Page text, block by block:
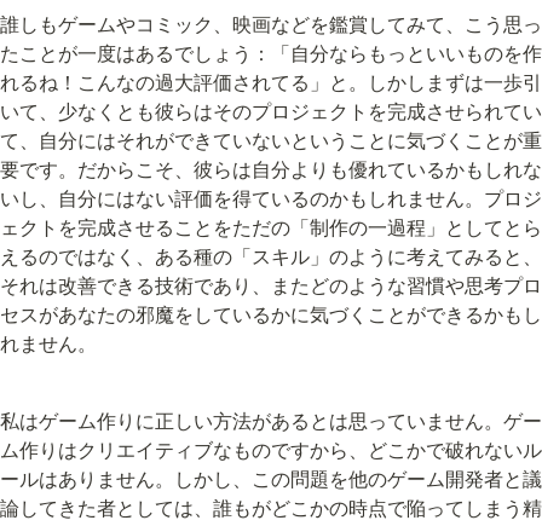
誰しもゲームやコミック、映画などを鑑賞してみて、こう思っ
たことが一度はあるでしょう：「自分ならもっといいものを作
れるね！こんなの過大評価されてる」と。しかしまずは一歩引
いて、少なくとも彼らはそのプロジェクトを完成させられてい
て、自分にはそれができていないということに気づくことが重
要です。だからこそ、彼らは自分よりも優れているかもしれな
いし、自分にはない評価を得ているのかもしれません。プロジ
ェクトを完成させることをただの「制作の一過程」としてとら
えるのではなく、ある種の「スキル」のように考えてみると、
それは改善できる技術であり、またどのような習慣や思考プロ
セスがあなたの邪魔をしているかに気づくことができるかもし
れません。
私はゲーム作りに正しい方法があるとは思っていません。ゲー
ム作りはクリエイティブなものですから、どこかで破れないル
ールはありません。しかし、この問題を他のゲーム開発者と議
論してきた者としては、誰もがどこかの時点で陥ってしまう精